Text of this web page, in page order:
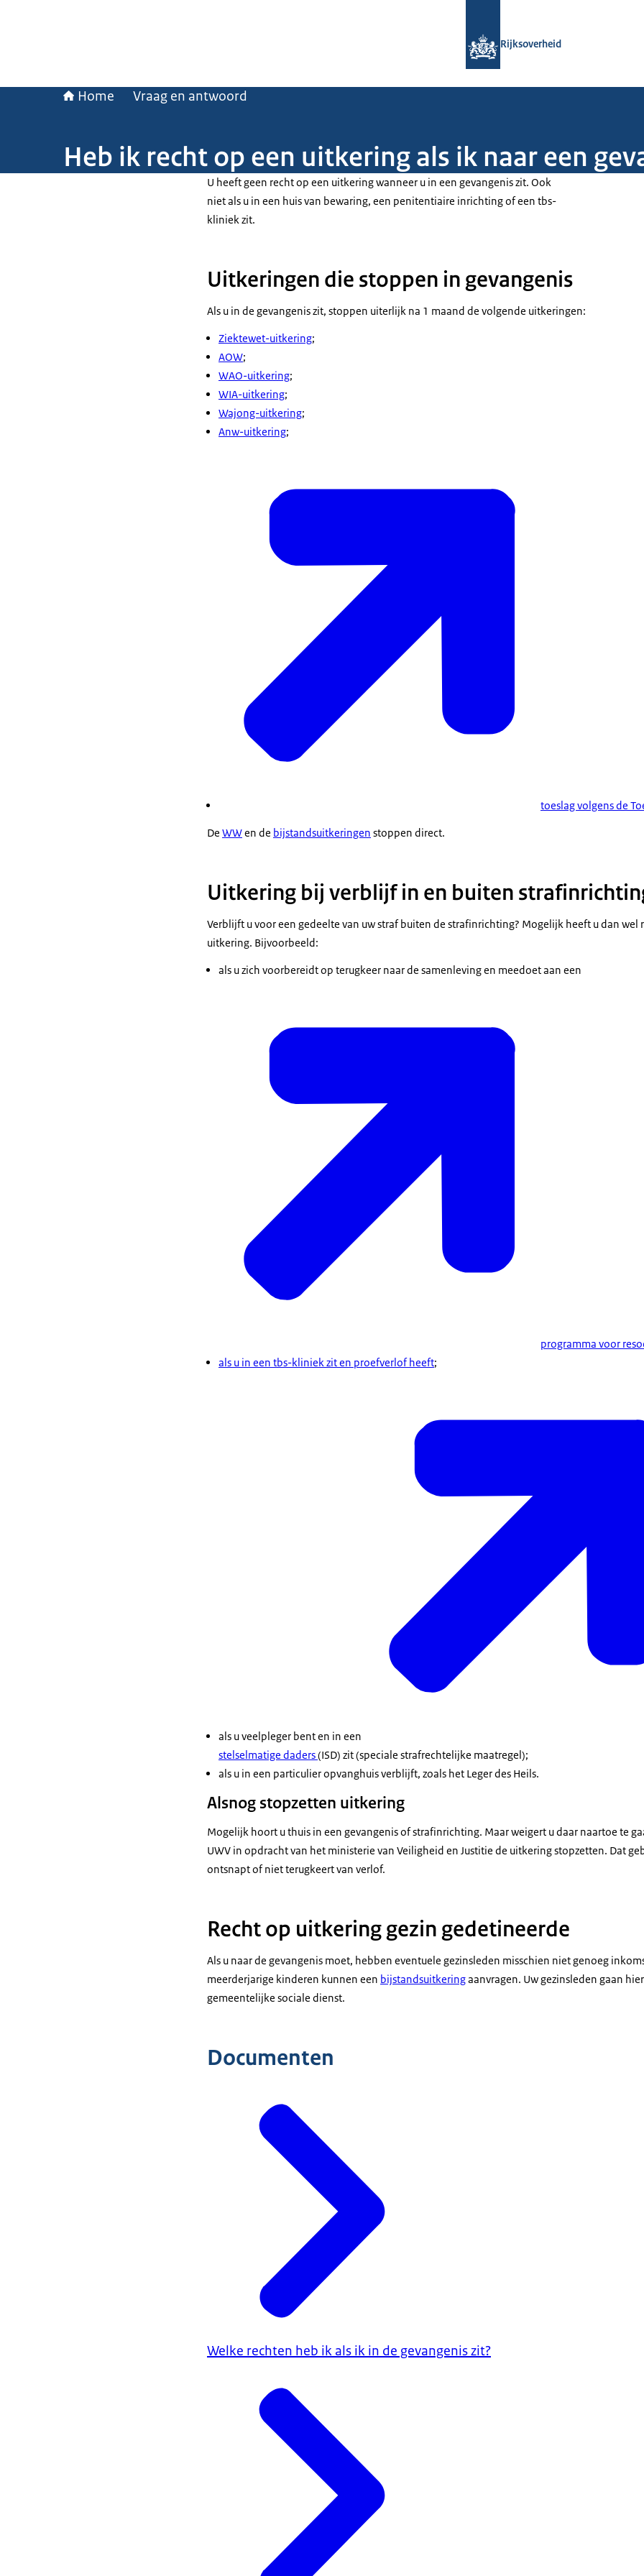
Rijksoverheid
Home Vraag en antwoord
Heb ik recht op een uitkering als ik naar een
U heeft geen recht op een uitkering wanneer u in een gevangenis zit. Ook
niet als u in een huis van bewaring, een penitentiaire inrichting of een tbs-
kliniek zit.
Uitkeringen die stoppen in gevangenis
Als u in de gevangenis zit, stoppen uiterlijk na 1 maand de volgende uitkeringen:
Ziektewet-uitkering;
AOW;
WAO-uitkering;
WIA-uitkering;
Wajong-uitkering;
Anw-uitkering;
toeslag volgens de
De WWen de bijstandsuitkeringen stoppen direct.
Uitkering bij verblijf in en buiten
Verblijft u voor een gedeelte van uw straf buiten de strafinrichting? Mogelijk heeft u dan wel
uitkering. Bijvoorbeeld:
als u zich voorbereidt op terugkeer naar de samenleving en meedoet aan een
programma voor
als u in een tbs-kliniek zit en proefverlof heeft;
als u veelpleger bent en in een
stelselmatige daders(ISD) zit (speciale strafrechtelijke maatregel);
als u in een particulier opvanghuis verblijft, zoals het Leger des Heils.
Alsnog stopzetten uitkering
Mogelijk hoort u thuis in een gevangenis of strafinrichting. Maar weigert u daar naartoe te
UWV in opdracht van het ministerie van Veiligheid en Justitie de uitkering stopzetten. Dat
ontsnapt of niet terugkeert van verlof.
Recht op uitkering gezin gedetineerde
Als u naar de gevangenis moet, hebben eventuele gezinsleden misschien niet genoeg
meerderjarige kinderen kunnen een bijstandsuitkeringaanvragen. Uw gezinsleden gaan
gemeentelijke sociale dienst.
Documenten
Welke rechten heb ik als ik in de gevangenis zit?